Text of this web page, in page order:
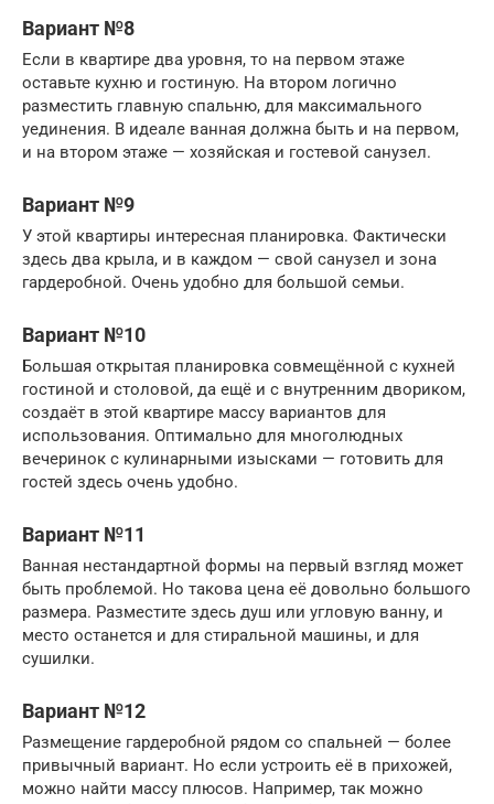
Вариант №8
Если в квартире два уровня, то на первом этаже
оставьте кухню и гостиную. На втором логично
разместить главную спальню, для максимального
уединения. В идеале ванная должна быть и на первом,
и на втором этаже — хозяйская и гостевой санузел.
Вариант №9
У этой квартиры интересная планировка. Фактически
здесь два крыла, и в каждом — свой санузел и зона
гардеробной. Очень удобно для большой семьи.
Вариант №10
Большая открытая планировка совмещённой с кухней
гостиной и столовой, да ещё и с внутренним двориком,
создаёт в этой квартире массу вариантов для
использования. Оптимально для многолюдных
вечеринок с кулинарными изысками — готовить для
гостей здесь очень удобно.
Вариант №11
Ванная нестандартной формы на первый взгляд может
быть проблемой. Но такова цена её довольно большого
размера. Разместите здесь душ или угловую ванну, и
место останется и для стиральной машины, и для
сушилки.
Вариант №12
Размещение гардеробной рядом со спальней — более
привычный вариант. Но если устроить её в прихожей,
можно найти массу плюсов. Например, так можно